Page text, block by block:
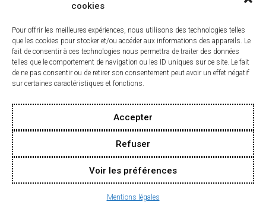
cookies
Pour offrir les meilleures expériences, nous utilisons des technologies telles
que les cookies pour stocker et/ou accéder aux informations des appareils. Le
fait de consentir à ces technologies nous permettra de traiter des données
telles que le comportement de navigation ou les ID uniques sur ce site. Le fait
de ne pas consentir ou de retirer son consentement peut avoir un effet négatif
sur certaines caractéristiques et fonctions.
Accepter
Refuser
Voir les préférences
Mentions légales